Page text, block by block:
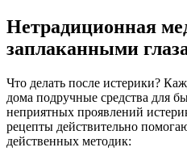
Нетрадиционная
заплаканными
Что делать после истерики?
дома подручные средства для
неприятных проявлений
рецепты действительно
действенных методик: